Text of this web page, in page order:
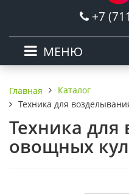
+7
МЕНЮ
Главная
Каталог
Техника для
Техника для
овощных